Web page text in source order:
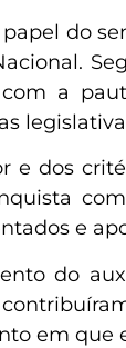
do
a
e dos
e
do
em